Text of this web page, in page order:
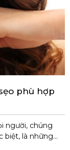
phù hợp
người, chúng
biệt, là những